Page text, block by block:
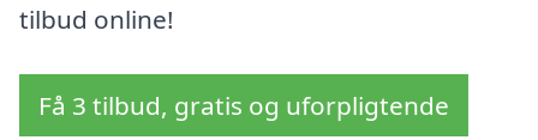
tilbud online!
Få 3 tilbud, gratis og uforpligtende